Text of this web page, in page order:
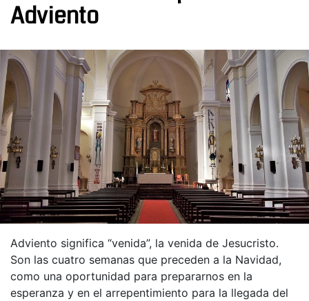
Adviento
Adviento significa “venida”, la venida de Jesucristo.
Son las cuatro semanas que preceden a la Navidad,
como una oportunidad para prepararnos en la
esperanza y en el arrepentimiento para la llegada del